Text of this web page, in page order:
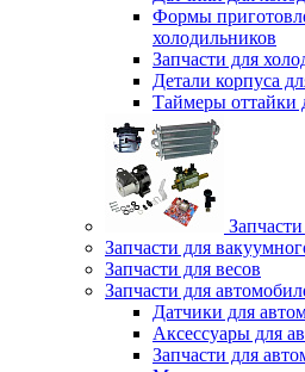
Формы
холодильников
Запчасти для
Детали корпуса
Таймеры оттайки
Запчасти для
Запчасти для весов
Запчасти для
Датчики для
Аксессуары для
Запчасти для